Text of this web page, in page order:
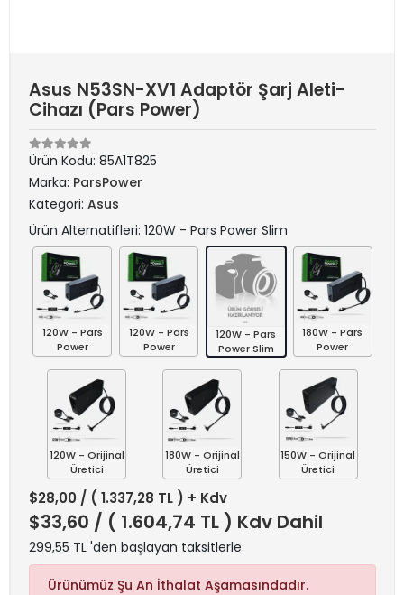
Asus N53SN-XV1 Adaptör Şarj Aleti-
Cihazı (Pars Power)
Ürün Kodu: 85A1T825
Marka: ParsPower
Kategori: Asus
Ürün Alternatifleri: 120W - Pars Power Slim
120W - Pars
Power
120W - Pars
Power
120W - Pars
Power Slim
180W - Pars
Power
120W - Orijinal
Üretici
180W - Orijinal
Üretici
150W - Orijinal
Üretici
$28,00 / ( 1.337,28 TL ) + Kdv
$33,60 / ( 1.604,74 TL ) Kdv Dahil
299,55 TL 'den başlayan taksitlerle
Ürünümüz Şu An İthalat Aşamasındadır.